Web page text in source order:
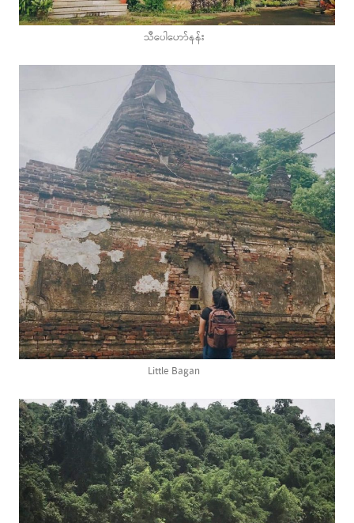
သီပေါဟော်နန်း
Little Bagan